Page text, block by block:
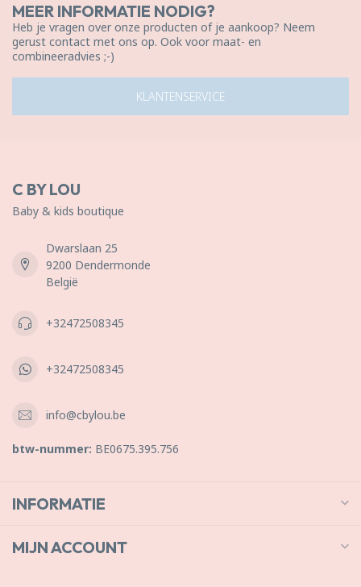
MEER INFORMATIE NODIG?
Heb je vragen over onze producten of je aankoop? Neem
gerust contact met ons op. Ook voor maat- en
combineeradvies ;-)
KLANTENSERVICE
C BY LOU
Baby & kids boutique
Dwarslaan 25
9200 Dendermonde
België
+32472508345
+32472508345
info@cbylou.be
btw-nummer: BE0675.395.756
INFORMATIE
MIJN ACCOUNT